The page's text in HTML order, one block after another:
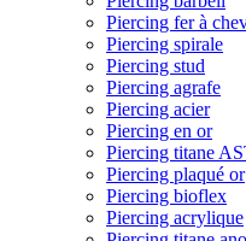
Piercing fer à
Piercing spirale
Piercing stud
Piercing agrafe
Piercing acier
Piercing en or
Piercing titane
Piercing plaqué or
Piercing bioflex
Piercing acrylique